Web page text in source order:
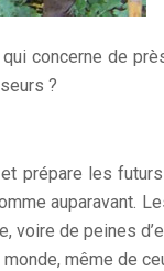
concerne de
?
prépare les
auparavant.
de peines
même de